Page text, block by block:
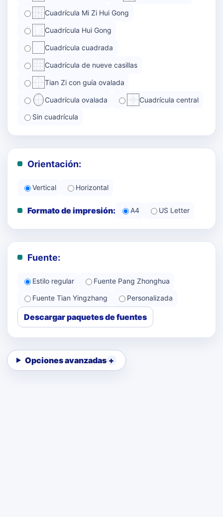
Cuadrícula Mi Zi Hui Gong
Cuadrícula Hui Gong
Cuadrícula cuadrada
Cuadrícula de nueve casillas
Tian Zi con guía ovalada
Cuadrícula ovalada Cuadrícula central
Sin cuadrícula
Orientación:
Vertical Horizontal
Formato de impresión: A4 US Letter
Fuente:
Estilo regular
Fuente Pang Zhonghua
Fuente Tian Yingzhang
Personalizada
Descargar paquetes de fuentes
Opciones avanzadas